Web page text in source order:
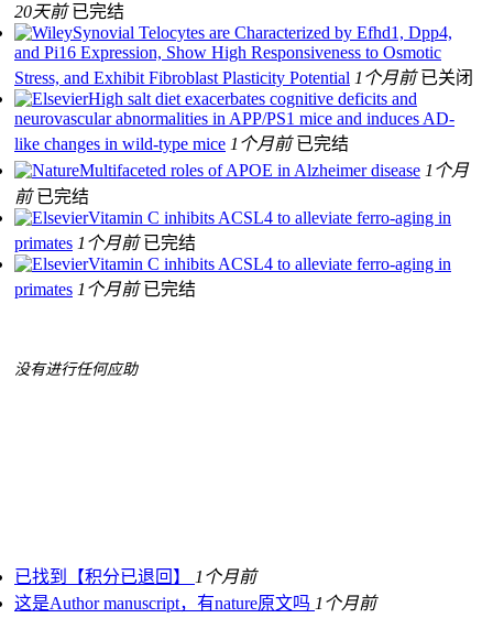
20天前 已完结
Synovial Telocytes are Characterized by Efhd1, Dpp4,
and Pi16 Expression, Show High Responsiveness to Osmotic
Stress, and Exhibit Fibroblast Plasticity Potential 1个月前 已关闭
High salt diet exacerbates cognitive deficits and
neurovascular abnormalities in APP/PS1 mice and induces AD-
like changes in wild-type mice 1个月前 已完结
Multifaceted roles of APOE in Alzheimer disease 1个月
前 已完结
Vitamin C inhibits ACSL4 to alleviate ferro-aging in
primates 1个月前 已完结
Vitamin C inhibits ACSL4 to alleviate ferro-aging in
primates 1个月前 已完结
没有进行任何应助
已找到【积分已退回】
1个月前
这是Author manuscript，有nature原文吗 1个月前